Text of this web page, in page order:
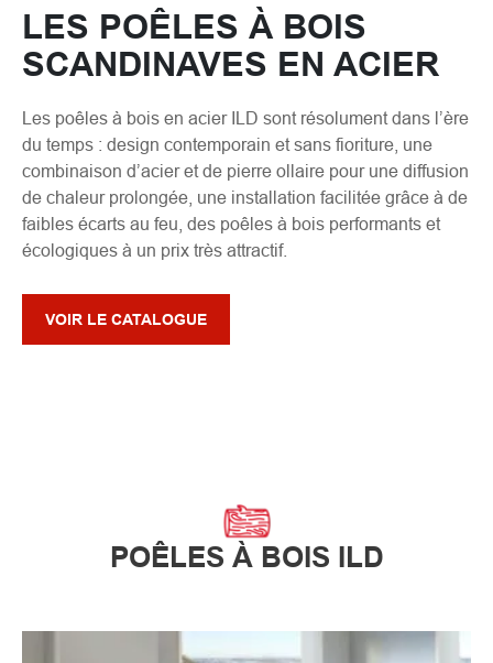
LES POÊLES À BOIS
SCANDINAVES EN ACIER
Les poêles à bois en acier ILD sont résolument dans l’ère
du temps : design contemporain et sans fioriture, une
combinaison d’acier et de pierre ollaire pour une diffusion
de chaleur prolongée, une installation facilitée grâce à de
faibles écarts au feu, des poêles à bois performants et
écologiques à un prix très attractif.
VOIR LE CATALOGUE
POÊLES À BOIS ILD